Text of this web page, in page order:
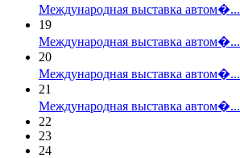
Международная выставка автом�...
19
Международная выставка автом�...
20
Международная выставка автом�...
21
Международная выставка автом�...
22
23
24